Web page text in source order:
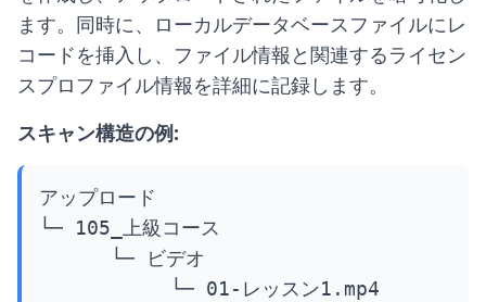
ます。同時に、ローカルデータベースファイルにレ
コードを挿入し、ファイル情報と関連するライセン
スプロファイル情報を詳細に記録します。
スキャン構造の例:
アップロード
└─ 105_上級コース